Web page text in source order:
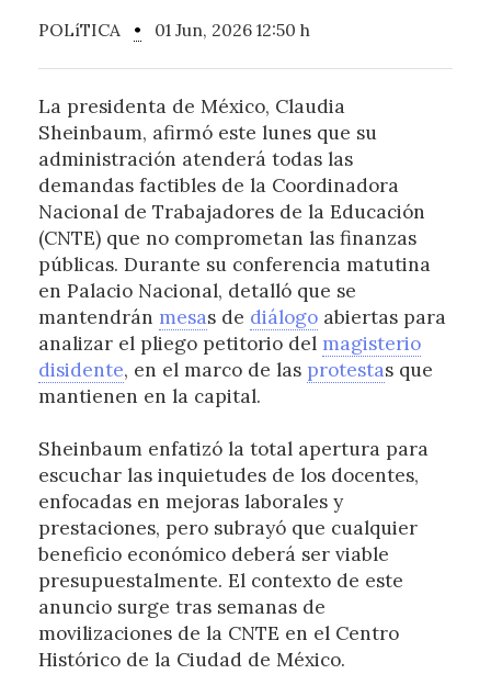
POLíTICA • 01 Jun, 2026 12:50 h
La presidenta de México, Claudia
Sheinbaum, afirmó este lunes que su
administración atenderá todas las
demandas factibles de la Coordinadora
Nacional de Trabajadores de la Educación
(CNTE) que no comprometan las finanzas
públicas. Durante su conferencia matutina
en Palacio Nacional, detalló que se
mantendrán mesas de diálogoabiertas para
analizar el pliego petitorio del magisterio
disidente, en el marco de las protestas que
mantienen en la capital.
Sheinbaum enfatizó la total apertura para
escuchar las inquietudes de los docentes,
enfocadas en mejoras laborales y
prestaciones, pero subrayó que cualquier
beneficio económico deberá ser viable
presupuestalmente. El contexto de este
anuncio surge tras semanas de
movilizaciones de la CNTE en el Centro
Histórico de la Ciudad de México.